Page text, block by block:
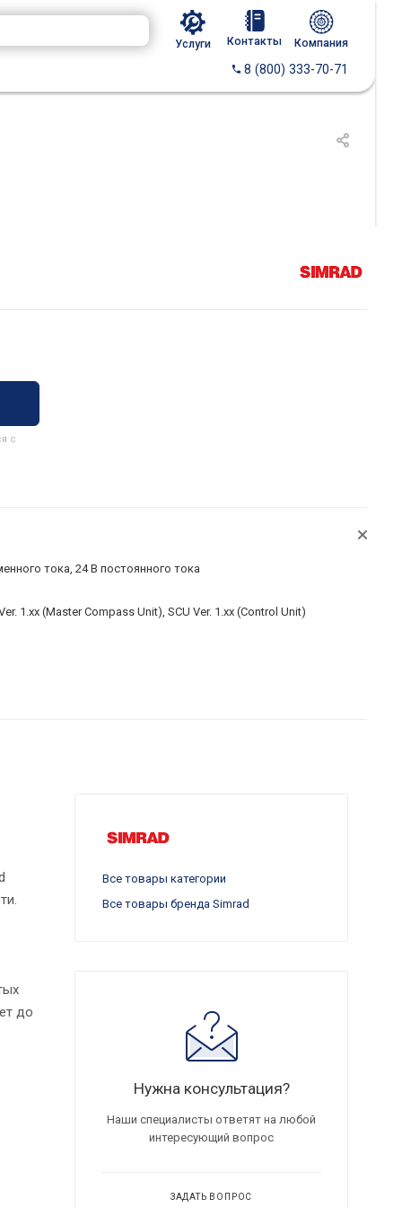
Услуги Контакты Компания
8 (800) 333-70-71
с
тока, 24 В постоянного тока
1.xx (Master Compass Unit), SCU Ver. 1.xx (Control Unit)
до
Все товары категории
Все товары бренда Simrad
Нужна консультация?
Наши специалисты ответят на любой
интересующий вопрос
ЗАДАТЬ ВОПРОС